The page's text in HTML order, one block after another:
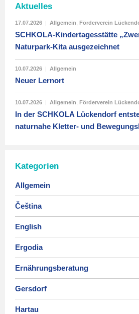
Aktuelles
17.07.2026 | Allgemein Förderverein
SCHKOLA-Kindertagesstätte
Naturpark-Kita ausgezeichnet
10.07.2026 | Allgemein
Neuer Lernort
10.07.2026 | Allgemein Förderverein
In der SCHKOLA Lückendorf
naturnahe Kletter- und
Kategorien
Allgemein
Čeština
English
Ergodia
Ernährungsberatung
Gersdorf
Hartau